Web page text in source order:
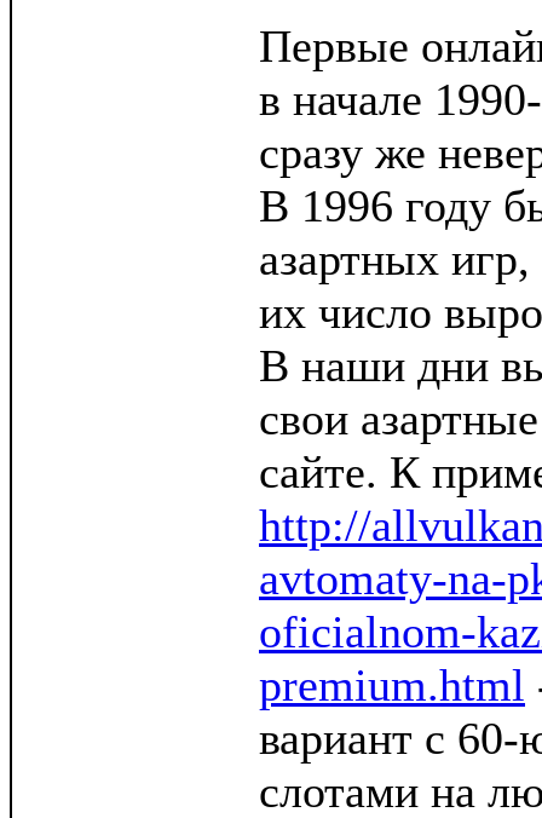
Первые
в начале
сразу же
В 1996 году
азартных
их число
В наши дни
свои
сайте. К
http://
avtomaty-na-
oficialnom-
premium.html
вариант с
слотами на